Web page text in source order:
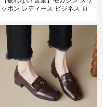
ッポン レディース ビジネス ロ
ジュアル パンプス以外